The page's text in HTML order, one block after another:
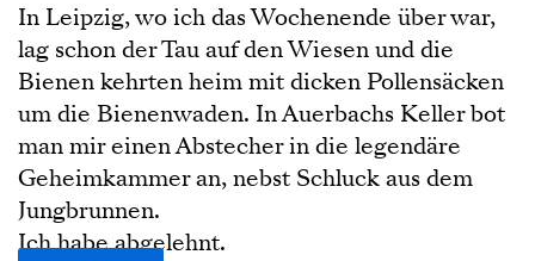
In Leipzig, wo ich das Wochenende über war,
lag schon der Tau auf den Wiesen und die
Bienen kehrten heim mit dicken Pollensäcken
um die Bienenwaden. In Auerbachs Keller bot
man mir einen Abstecher in die legendäre
Geheimkammer an, nebst Schluck aus dem
Jungbrunnen.
Ich habe abgelehnt.